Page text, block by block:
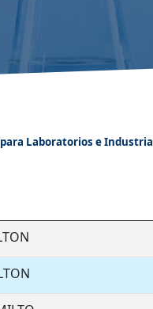
Laboratorios e Industria